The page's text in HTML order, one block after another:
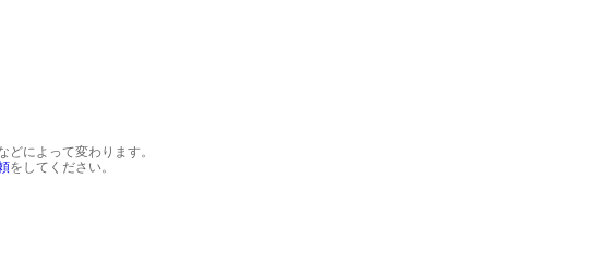
によって変わります。
をしてください。